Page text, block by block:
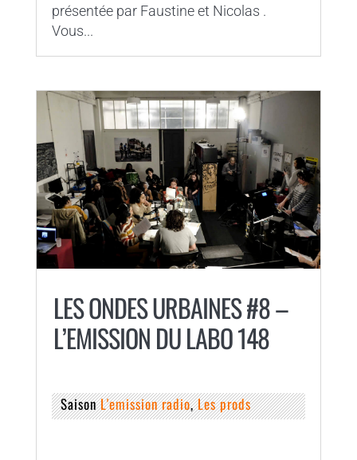
présentée par Faustine et Nicolas .
Vous...
LES ONDES URBAINES #8 –
L’EMISSION DU LABO 148
SaisonL'emission radio,Les prods